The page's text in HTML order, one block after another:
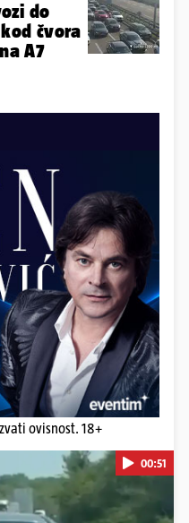
do
čvora
A7
ovisnost. 18+
00:51